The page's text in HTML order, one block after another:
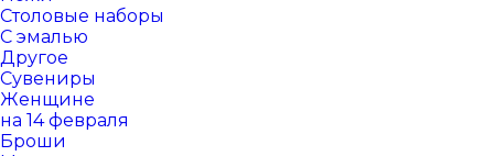
Столовые наборы
С эмалью
Другое
Сувениры
Женщине
на 14 февраля
Броши